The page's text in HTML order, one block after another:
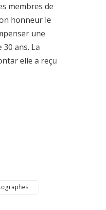
membres de
honneur le
une
ans. La
elle a reçu